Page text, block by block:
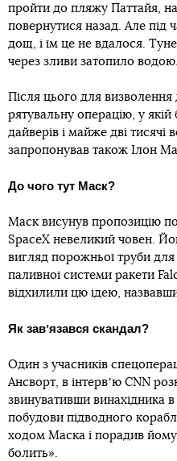
пройти до пляжу Паттайя,
повернутися назад. Але під
дощ, і їм це не вдалося.
через зливи затопило водою.
Після цього для визволення
рятувальну операцію, у якій
дайверів і майже дві
запропонував також Ілон
До чого тут Маск?
Маск висунув пропозицію
SpaceX невеликий човен.
вигляд порожньої труби для
паливної системи ракети
відхилили цю ідею,
Як завʼязався скандал?
Один з учасників
Ансворт, в інтервʼю СNN
звинувативши винахідника в
побудови підводного
ходом Маска і порадив йому
болить».